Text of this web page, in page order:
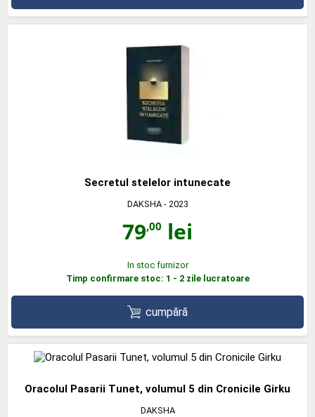
Secretul stelelor intunecate
DAKSHA- 2023
79,00 lei
In stoc furnizor
Timp confirmare stoc: 1 - 2 zile lucratoare
cumpără
Oracolul Pasarii Tunet, volumul 5 din Cronicile Girku
DAKSHA